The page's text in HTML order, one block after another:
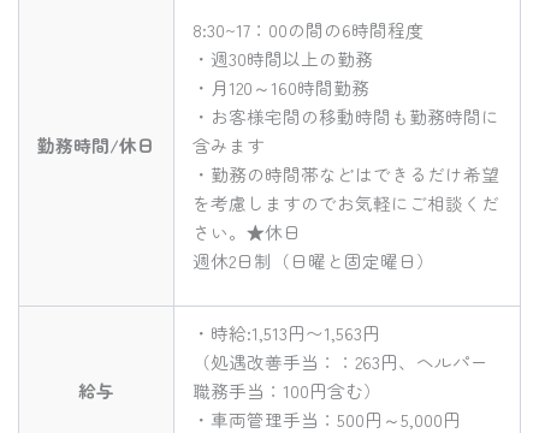
勤務時間/休日
8:30~17：00の間の6時間程度
・週30時間以上の勤務
・月120～160時間勤務
・お客様宅間の移動時間も勤務時間に
含みます
・勤務の時間帯などはできるだけ希望
を考慮しますのでお気軽にご相談くだ
さい。★休日
週休2日制（日曜と固定曜日）
給与
・時給:1,513円〜1,563円
（処遇改善手当：：263円、ヘルパー
職務手当：100円含む）
・車両管理手当：500円～5,000円